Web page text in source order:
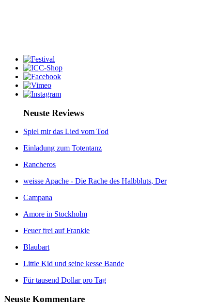
Neuste Reviews
Spiel mir das Lied vom Tod
Einladung zum Totentanz
Rancheros
weisse Apache - Die Rache des Halbbluts, Der
Campana
Amore in Stockholm
Feuer frei auf Frankie
Blaubart
Little Kid und seine kesse Bande
Für tausend Dollar pro Tag
Neuste Kommentare